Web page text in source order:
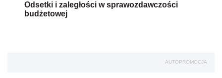
Odsetki i zaległości w sprawozdawczości
budżetowej
AUTOPROMOCJA